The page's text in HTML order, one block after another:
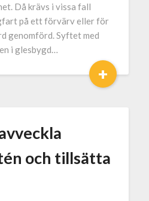
Då krävs i vissa fall
på ett förvärv eller för
genomförd. Syftet med
i glesbygd…
+
och tillsätta